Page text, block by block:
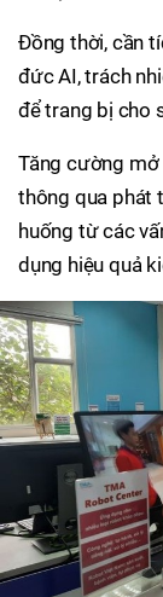
Đồng thời, cần
đức AI, trách
để trang bị cho
Tăng cường
thông qua phát
huống từ các
dụng hiệu quả